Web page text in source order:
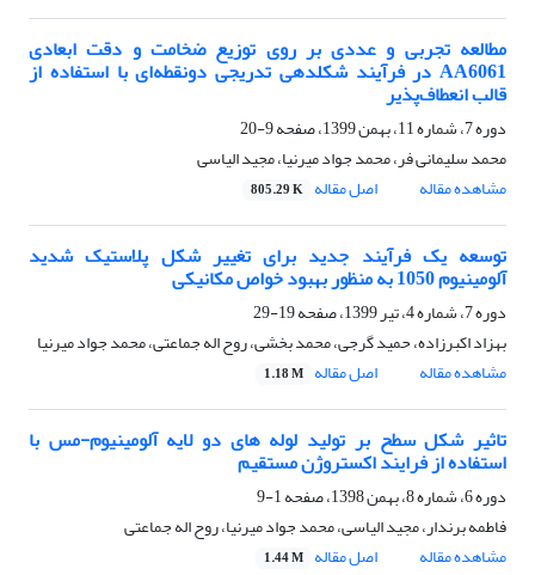
مطالعه تجربی و عددی بر روی توزیع ضخامت و دقت ابعادی
AA6061 در فرآیند شکلدهی تدریجی دونقطه‌ای با استفاده از
قالب انعطاف‌پذیر
دوره 7، شماره 11، بهمن 1399، صفحه
9-20
محمد سلیمانی فر، محمد جواد میرنیا، مجید الیاسی
مشاهده مقاله
اصل مقاله 805.29 K
توسعه یک فرآیند جدید برای تغییر شکل پلاستیک شدید
آلومینیوم 1050 به منظور بهبود خواص مکانیکی
دوره 7، شماره 4، تیر 1399، صفحه
19-29
بهزاد اکبرزاده، حمید گرجی، محمد بخشی، روح اله جماعتی، محمد جواد میرنیا
مشاهده مقاله
اصل مقاله 1.18 M
تاثیر شکل سطح بر تولید لوله های دو لایه آلومینیوم-مس با
استفاده از فرایند اکستروژن مستقیم
دوره 6، شماره 8، بهمن 1398، صفحه
1-9
فاطمه برندار، مجید الیاسی، محمد جواد میرنیا، روح اله جماعتی
مشاهده مقاله
اصل مقاله 1.44 M